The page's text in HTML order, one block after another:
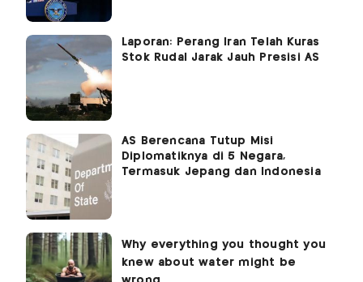
Laporan: Perang Iran Telah Kuras
Stok Rudal Jarak Jauh Presisi AS
AS Berencana Tutup Misi
Diplomatiknya di 5 Negara,
Termasuk Jepang dan Indonesia